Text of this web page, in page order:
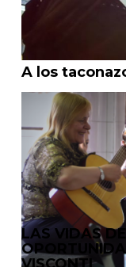
A los
LAS VIDAS